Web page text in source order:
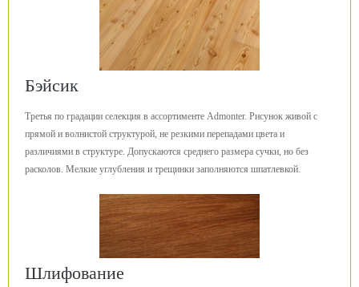
Бэйсик
Третья по градации селекция в ассортименте Admonter. Рисунок живой с
прямой и волнистой структурой, не резкими перепадами цвета и
различиями в структуре. Допускаются среднего размера сучки, но без
расколов. Мелкие углубления и трещинки заполняются шпатлевкой.
Шлифование